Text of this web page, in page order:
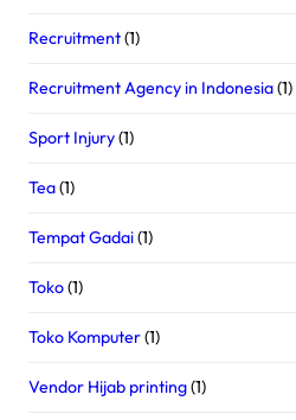
Recruitment(1)
Recruitment Agency in Indonesia(1)
Sport Injury(1)
Tea(1)
Tempat Gadai(1)
Toko(1)
Toko Komputer(1)
Vendor Hijab printing(1)